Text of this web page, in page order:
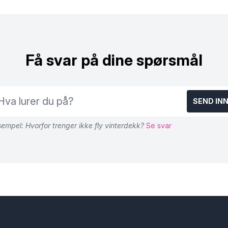
Få svar på dine spørsmål
SEND
Hvorfor trenger ikke fly vinterdekk? Se svar